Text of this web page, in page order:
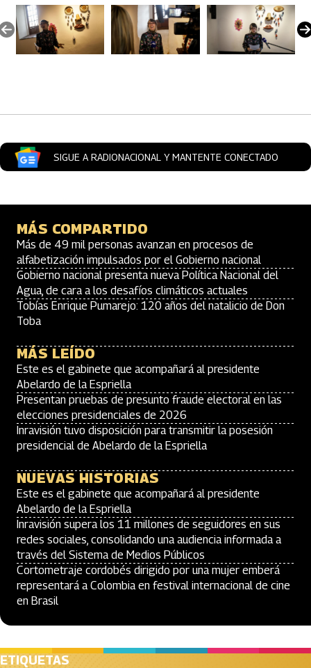
SIGUE A RADIONACIONAL Y MANTENTE CONECTADO
MÁS COMPARTIDO
Más de 49 mil personas avanzan en procesos de
alfabetización impulsados por el Gobierno nacional
Gobierno nacional presenta nueva Política Nacional del
Agua, de cara a los desafíos climáticos actuales
Tobías Enrique Pumarejo: 120 años del natalicio de Don
Toba
MÁS LEÍDO
Este es el gabinete que acompañará al presidente
Abelardo de la Espriella
Presentan pruebas de presunto fraude electoral en las
elecciones presidenciales de 2026
Inravisión tuvo disposición para transmitir la posesión
presidencial de Abelardo de la Espriella
NUEVAS HISTORIAS
Este es el gabinete que acompañará al presidente
Abelardo de la Espriella
Inravisión supera los 11 millones de seguidores en sus
redes sociales, consolidando una audiencia informada a
través del Sistema de Medios Públicos
Cortometraje cordobés dirigido por una mujer emberá
representará a Colombia en festival internacional de cine
en Brasil
ETIQUETAS